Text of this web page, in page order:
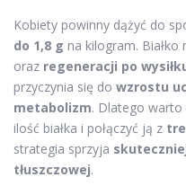
Kobiety powinny dążyć do
do 1,8 g na kilogram. Białko
oraz regeneracji po
przyczynia się do wzrostu
metabolizm. Dlatego
ilość białka i połączyć ją z
strategia sprzyja
tłuszczowej.